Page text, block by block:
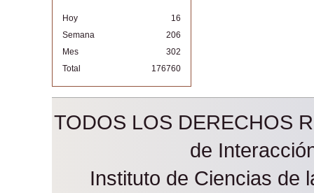
Hoy
16
Semana
206
Mes
302
Total
176760
TODOS LOS DERECHOS
de
Instituto de Ciencias de